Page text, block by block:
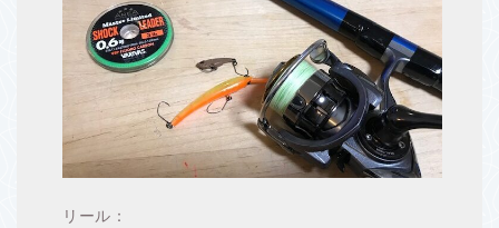
リール：